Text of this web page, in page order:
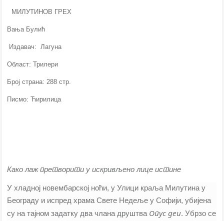
МИЛУТИНОВ ГРЕХ
Вања Булић
Издавач: Лагуна
Област: Трилери
Број страна: 288 стр.
Писмо: Ћирилица
Како лаж претворити у искривљено лице истине
У хладној новембарској ноћи, у Улици краља Милутина у
Београду и испред храма Свете Недеље у Софији, убијена
су на тајном задатку два члана друштва Опус деи. Убрзо се